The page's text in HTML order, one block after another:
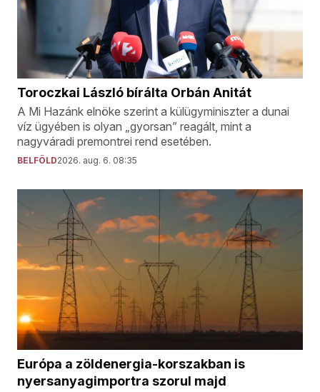
Toroczkai László bírálta Orbán Anitát
A Mi Hazánk elnöke szerint a külügyminiszter a dunai
víz ügyében is olyan „gyorsan” reagált, mint a
nagyváradi premontrei rend esetében.
BELFÖLD2026. aug. 6. 08:35
Európa a zöldenergia-korszakban is
nyersanyagimportra szorul majd